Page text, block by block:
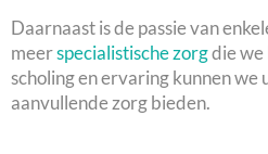
Daarnaast is de passie van
meerspecialistische zorgdie we
scholing en ervaring kunnen
aanvullende zorg bieden.